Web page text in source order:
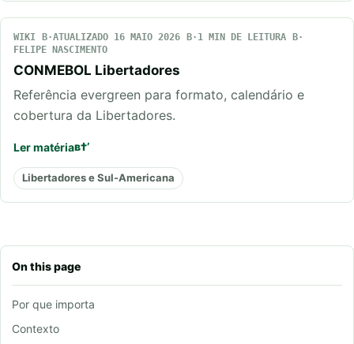
On this page
Por que importa
Contexto
WIKI ATUALIZADO 16 MAIO 2026
1 MIN DE LEITURA
FELIPE NASCIMENTO
CONMEBOL Libertadores
Referência evergreen para formato, calendário e
cobertura da Libertadores.
Ler matéria
Libertadores e Sul-Americana